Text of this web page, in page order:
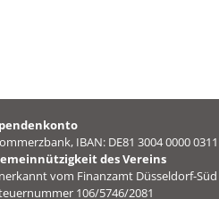
IBAN: DE81 3004 0000
des Vereins
vom Finanzamt Düsseldorf-Süd
106/5746/2081